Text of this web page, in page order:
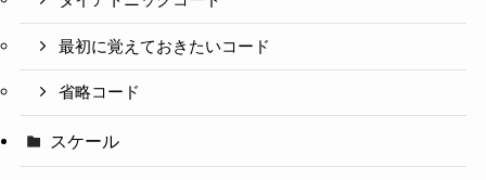
最初に覚えておきたいコード
省略コード
スケール